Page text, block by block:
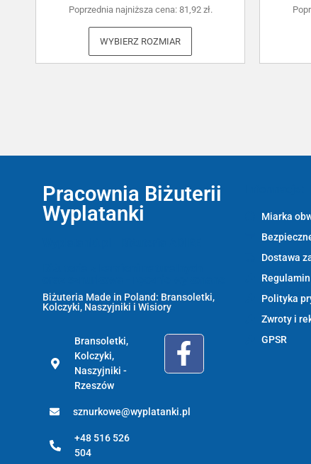
Poprzednia najniższa cena: 81,92 zł.
WYBIERZ ROZMIAR
Pracownia Biżuterii
Wyplatanki
Biżuteria Made in Poland: Bransoletki,
Kolczyki, Naszyjniki i Wisiory
Bransoletki,
Kolczyki,
Naszyjniki -
Rzeszów
sznurkowe@wyplatanki.pl
+48 516 526
504
Miarka
Dostawa
Regulamin
Polityka
Zwroty i
GPSR